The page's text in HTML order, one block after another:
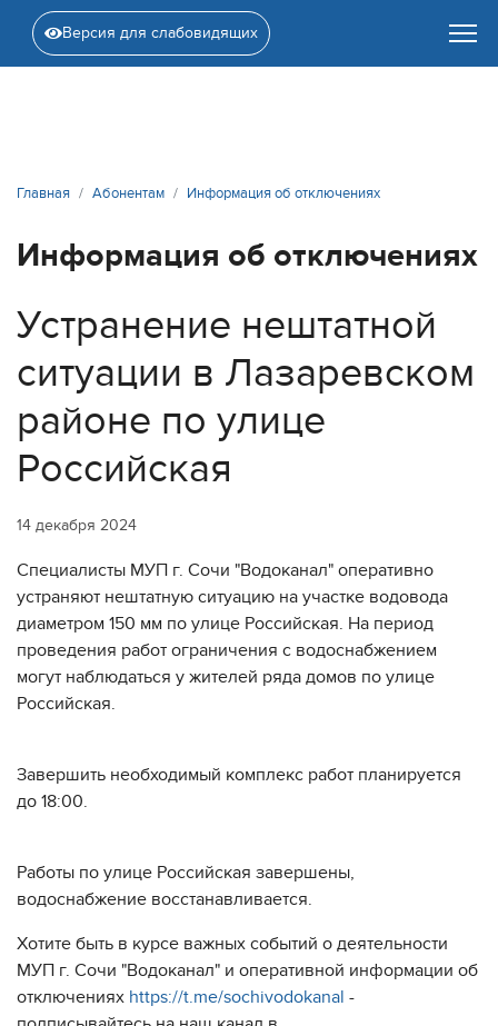
Версия для слабовидящих
Главная Абонентам Информация об отключениях
Информация об отключениях
Устранение нештатной
ситуации в Лазаревском
районе по улице
Российская
14 декабря 2024
Специалисты МУП г. Сочи "Водоканал" оперативно
устраняют нештатную ситуацию на участке водовода
диаметром 150 мм по улице Российская. На период
проведения работ ограничения с водоснабжением
могут наблюдаться у жителей ряда домов по улице
Российская.
Завершить необходимый комплекс работ планируется
до 18:00.
Работы по улице Российская завершены,
водоснабжение восстанавливается.
Хотите быть в курсе важных событий о деятельности
МУП г. Сочи "Водоканал" и оперативной информации об
отключениях https://t.me/sochivodokanal -